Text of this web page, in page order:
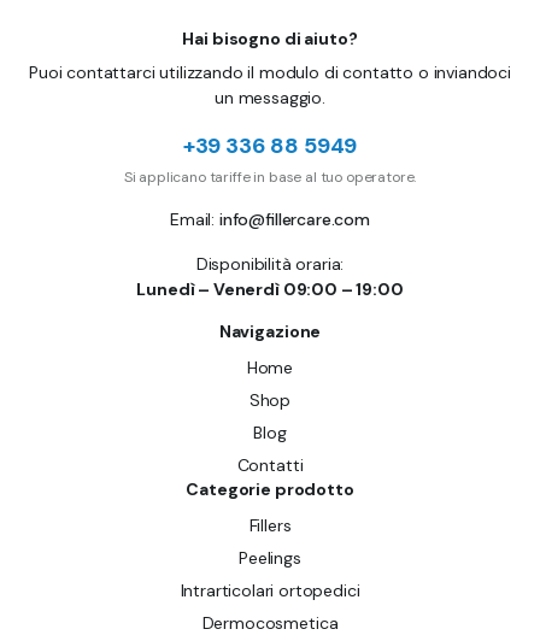
Hai bisogno di aiuto?
Puoi contattarci utilizzando il modulo di contatto o inviandoci
un messaggio.
+39 336 88 5949
Si applicano tariffe in base al tuo operatore.
Email: info@fillercare.com
Disponibilità oraria:
Lunedì – Venerdì 09:00 – 19:00
Navigazione
Home
Shop
Blog
Contatti
Categorie prodotto
Fillers
Peelings
Intrarticolari ortopedici
Dermocosmetica